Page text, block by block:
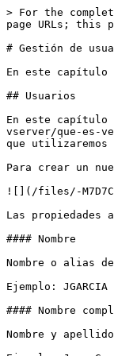
> For the complete documentation index, see [llms.txt](https://doc.velneo.com/llms.txt). Markdown versions of documentation pages are available by appending `.md` to page URLs; this page is available as [Markdown](https://doc.velneo.com/24/velneo-vadmin/gestion-de-usuarios.md).

# Gestión de usuarios

En este capítulo explicaremos las funcionalidades de Velneo vAdmin relativas a los usuarios y permisos.

## Usuarios

En este capítulo veremos todo los relativo a la configuración de usuarios en Velneo vAdmin La primera vez que nos conectamos a [Velneo vServer](/24/velneo-vserver/que-es-velneo-vserver.md) desde Velneo vAdmin el sistema nos crea un usuario por defecto, llamado **velneo**, sin contraseña. Por lo tanto este es el usuario que utilizaremos la primera vez que nos conectemos con Velneo vServer para administrarlo.

Para crear un nuevo usuario ejecutaremos la opción Nuevo del menú Usuarios y se presentará la ventana siguiente:

![](/files/-M7D7CiWPnTyC_upZxkG)

Las